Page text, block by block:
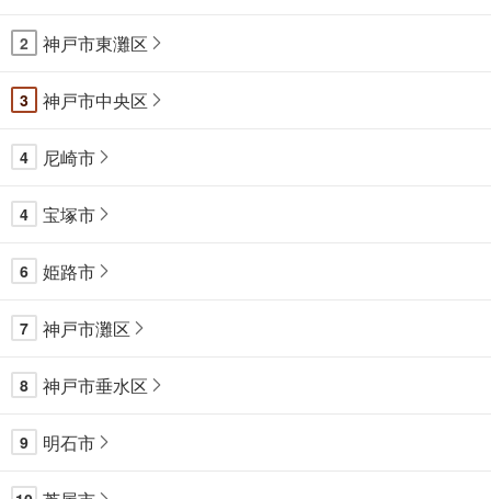
2 神戸市東灘区
3 神戸市中央区
4 尼崎市
4 宝塚市
6 姫路市
7 神戸市灘区
8 神戸市垂水区
9 明石市